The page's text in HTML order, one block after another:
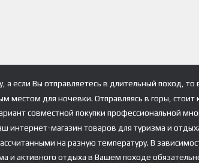
если Вы отправляетесь в длительный поход,
для ночевки. Отправляясь в горы, стоит
совместной покупки профессиональной
магазин товаров для туризма и
на разную температуру. В
активного отдыха в Вашем походе